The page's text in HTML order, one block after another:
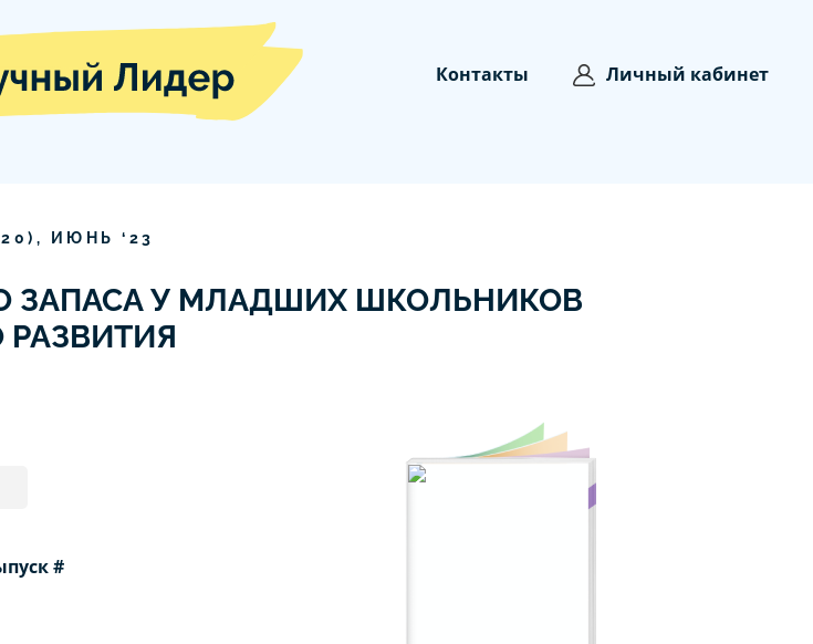
Контакты Личный кабинет
), ИЮНЬ ‘ 23
ЗАПАСА У МЛАДШИХ ШКОЛЬНИКОВ
#